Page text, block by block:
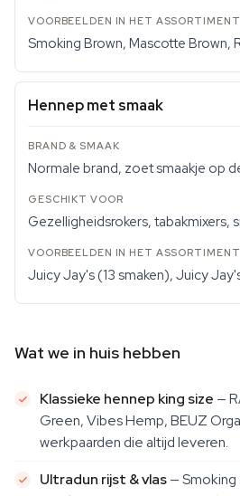
Smoking Brown, Mascotte Brown,
Hennep met smaak
Normale brand, zoet smaakje op
Gezelligheidsrokers, tabakmixers,
Juicy Jay's (13 smaken), Juicy
Wat we in huis hebben
Klassieke hennep king size —
Green, Vibes Hemp, BEUZ
werkpaarden die altijd leveren.
Ultradun rijst & vlas— Smoking